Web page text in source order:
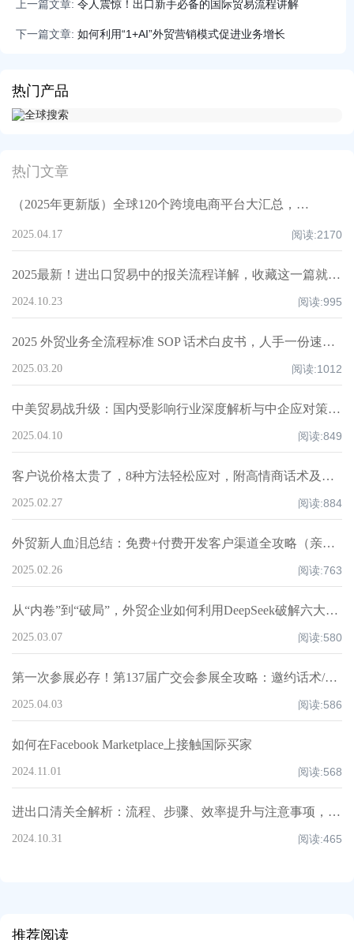
热门产品
热门文章
（2025年更新版）全球120个跨境电商平台大汇总，附入驻要求、注册门槛和适合品类！
2025.04.17 阅读:2170
2025最新！进出口贸易中的报关流程详解，收藏这一篇就够了！
2024.10.23 阅读:995
2025 外贸业务全流程标准 SOP 话术白皮书，人手一份速领！
2025.03.20 阅读:1012
中美贸易战升级：国内受影响行业深度解析与中企应对策略！
2025.04.10 阅读:849
客户说价格太贵了，8种方法轻松应对，附高情商话术及案例！
2025.02.27 阅读:884
外贸新人血泪总结：免费+付费开发客户渠道全攻略（亲测爆单路径）
2025.02.26 阅读:763
从“内卷”到“破局”，外贸企业如何利用DeepSeek破解六大核心痛点，重构全球化竞争力？
2025.03.07 阅读:580
第一次参展必存！第137届广交会参展全攻略：邀约话术/展位话术/跟进邮件模板
2025.04.03 阅读:586
如何在Facebook Marketplace上接触国际买家
2024.11.01 阅读:568
进出口清关全解析：流程、步骤、效率提升与注意事项，超全知识点汇总！
2024.10.31 阅读:465
推荐阅读
上一篇文章: 令人震惊！出口新手必备的国际贸易流程讲解
下一篇文章: 如何利用“1+AI”外贸营销模式促进业务增长